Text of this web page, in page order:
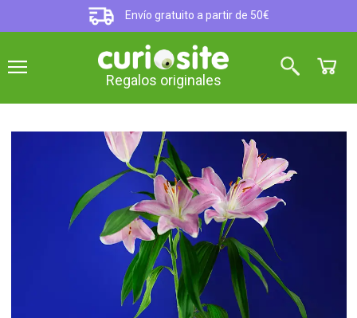
Envío gratuito a partir de 50€
Regalos originales